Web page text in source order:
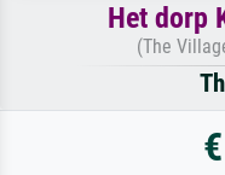
Het dorp
(The